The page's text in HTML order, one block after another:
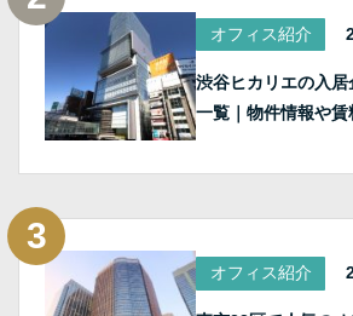
オフィス紹介
渋谷ヒカリエの入居
一覧｜物件情報や賃
オフィス紹介